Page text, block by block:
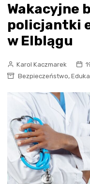
Wakacyjne
policjantki
w Elblągu
Karol Kaczmarek
Bezpieczeństwo,